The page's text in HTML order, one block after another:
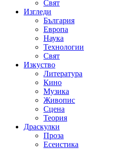
Свят
Изгледи
България
Европа
Наука
Технологии
Свят
Изкуство
Литература
Кино
Музика
Живопис
Сцена
Теория
Драскулки
Проза
Есеистика